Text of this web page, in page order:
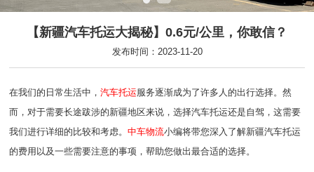
【新疆汽车托运大揭秘】0.6元/公里，你敢信？
发布时间：2023-11-20
在我们的日常生活中，汽车托运服务逐渐成为了许多人的出行选择。然
而，对于需要长途跋涉的新疆地区来说，选择汽车托运还是自驾，这需要
我们进行详细的比较和考虑。中车物流小编将带您深入了解新疆汽车托运
的费用以及一些需要注意的事项，帮助您做出最合适的选择。